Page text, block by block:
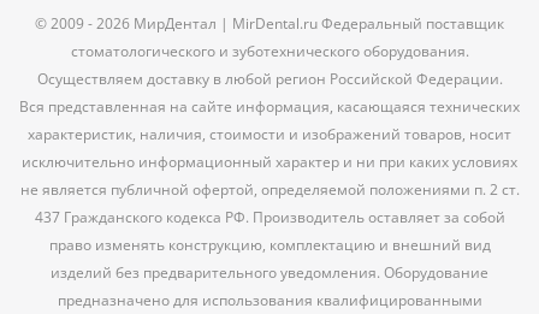
© 2009 - 2026 МирДентал | MirDental.ru Федеральный поставщик
стоматологического и зуботехнического оборудования.
Осуществляем доставку в любой регион Российской Федерации.
Вся представленная на сайте информация, касающаяся технических
характеристик, наличия, стоимости и изображений товаров, носит
исключительно информационный характер и ни при каких условиях
не является публичной офертой, определяемой положениями п. 2 ст.
437 Гражданского кодекса РФ. Производитель оставляет за собой
право изменять конструкцию, комплектацию и внешний вид
изделий без предварительного уведомления. Оборудование
предназначено для использования квалифицированными